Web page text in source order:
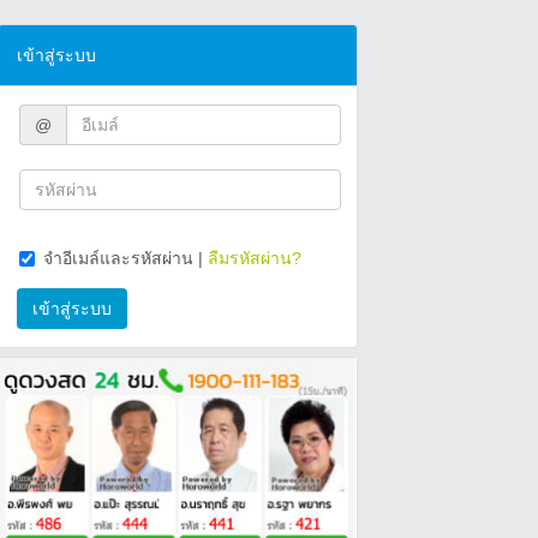
เข้าสู่ระบบ
@
จำอีเมล์และรหัสผ่าน | ลืมรหัสผ่าน?
เข้าสู่ระบบ